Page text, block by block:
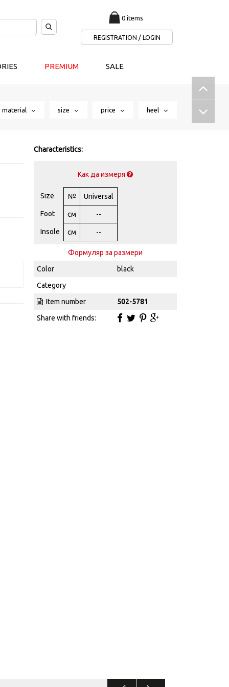
0 items
REGISTRATION / LOGIN
PREMIUM SALE
material size price heel
Characteristics:
Как да измеря
Size № Universal
Foot см --
Insole см --
Формуляр за размери
Color
black
Category
Item number
502-5781
Share with friends: